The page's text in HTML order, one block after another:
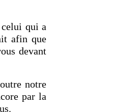
qui a
afin que
devant
notre
par la
RETOUR À LA SOURCE DE LA VIE |
offensés